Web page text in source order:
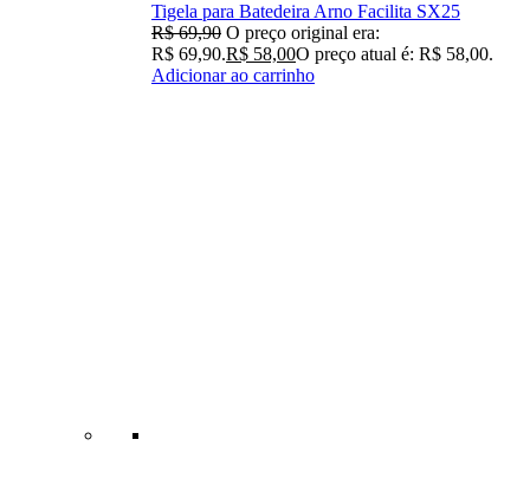
Tigela para Batedeira Arno Facilita SX25
R$69,90 O preço original era:
R$ 69,90.R$ 58,00O preço atual é: R$ 58,00.
Adicionar ao carrinho